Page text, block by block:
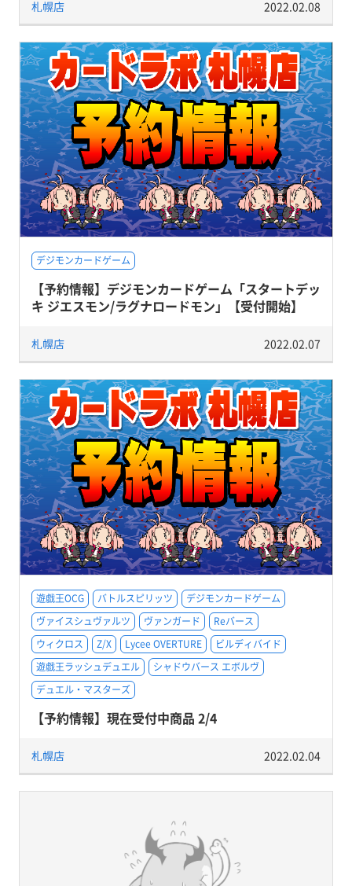
札幌店 2022.02.08
デジモンカードゲーム
【予約情報】デジモンカードゲーム「スタートデッ
キ ジエスモン/ラグナロードモン」【受付開始】
札幌店 2022.02.07
遊戯王OCG バトルスピリッツ
デジモンカードゲーム
ヴァイスシュヴァルツ
ヴァンガード
Reバース
ウィクロス
Z/X Lycee OVERTURE
ビルディバイド
遊戯王ラッシュデュエル
シャドウバース エボルヴ
デュエル・マスターズ
【予約情報】現在受付中商品 2/4
札幌店 2022.02.04